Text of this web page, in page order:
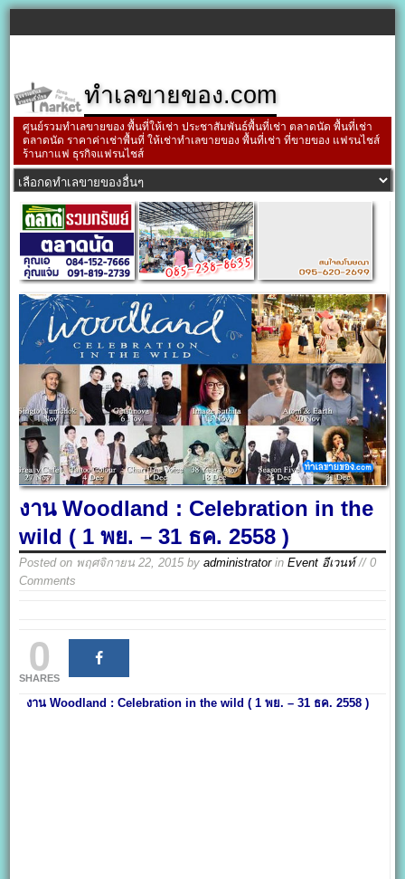
ทำเลขายของ.com
ศูนย์รวมทำเลขายของ พื้นที่ให้เช่า ประชาสัมพันธ์พื้นที่เช่า ตลาดนัด พื้นที่เช่า
ตลาดนัด ราคาค่าเช่าพื้นที่ ให้เช่าทำเลขายของ พื้นที่เช่า ที่ขายของ แฟรนไชส์
ร้านกาแฟ ธุรกิจแฟรนไชส์
งาน Woodland : Celebration in the
wild ( 1 พย. – 31 ธค. 2558 )
Posted on พฤศจิกายน 22, 2015 byadministratorinEvent อีเวนท์// 0
Comments
0
SHARES
งาน Woodland : Celebration in the wild ( 1 พย. – 31 ธค. 2558 )